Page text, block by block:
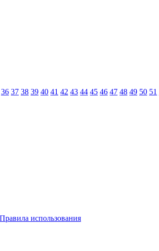
36 37 38 39 40 41 42 43 44 45 46 47 48 49 50 51
Правила использования